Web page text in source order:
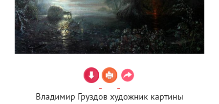
Владимир Груздов художник картины